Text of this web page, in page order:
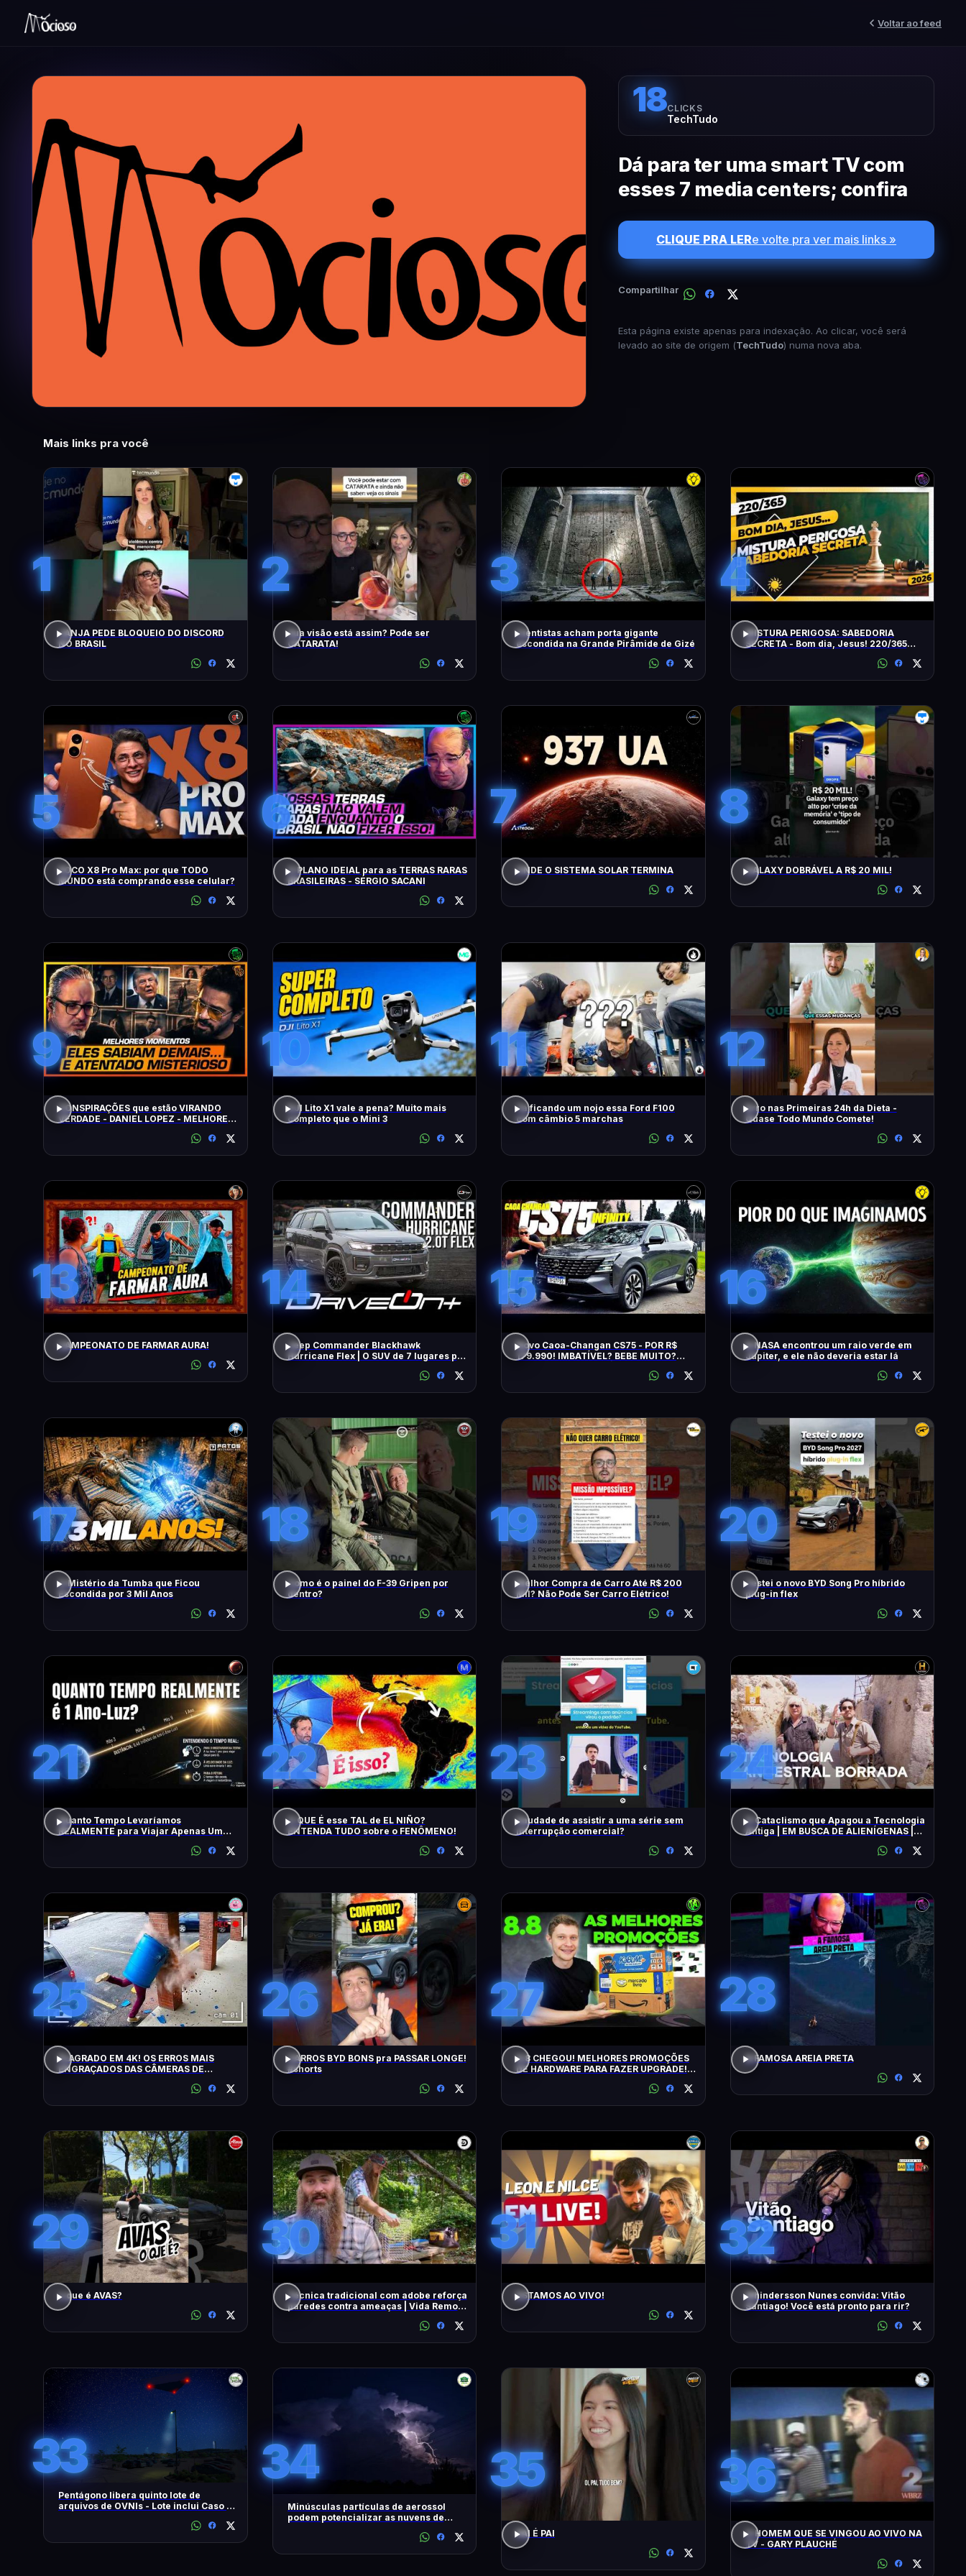
Voltar ao feed
18CLICKS
TechTudo
Dá para ter uma smart TV com
esses 7 media centers; confira
CLIQUE PRA LERe volte pra ver mais links »
Compartilhar
Esta página existe apenas para indexação. Ao clicar, você será
levado ao site de origem (TechTudo) numa nova aba.
Mais links pra você
1
JANJA PEDE BLOQUEIO DO DISCORD
NO BRASIL
2
Sua visão está assim? Pode ser
CATARATA!
3
Cientistas acham porta gigante
escondida na Grande Pirâmide de Gizé
4
MISTURA PERIGOSA: SABEDORIA
SECRETA - Bom dia, Jesus! 220/365
5
POCO X8 Pro Max: por que TODO
MUNDO está comprando esse celular?
6
O PLANO IDEIAL para as TERRAS RARAS
BRASILEIRAS - SÉRGIO SACANI
7
ONDE O SISTEMA SOLAR TERMINA
8
GALAXY DOBRÁVEL A R$ 20 MIL!
9
CONSPIRAÇÕES que estão VIRANDO
VERDADE - DANIEL LOPEZ - MELHORES
10
DJI Lito X1 vale a pena? Muito mais
completo que o Mini 3
11
Tá ficando um nojo essa Ford F100
com câmbio 5 marchas
12
Erro nas Primeiras 24h da Dieta -
Quase Todo Mundo Comete!
13
CAMPEONATO DE FARMAR AURA!
14
Jeep Commander Blackhawk
Hurricane Flex | O SUV de 7 lugares pra
15
Novo Caoa-Changan CS75 - POR R$
179.990! IMBATÍVEL? BEBE MUITO?
16
A NASA encontrou um raio verde em
Júpiter, e ele não deveria estar lá
17
O Mistério da Tumba que Ficou
Escondida por 3 Mil Anos
18
Como é o painel do F-39 Gripen por
dentro?
19
Melhor Compra de Carro Até R$ 200
Mil? Não Pode Ser Carro Elétrico!
20
Testei o novo BYD Song Pro híbrido
plug-in flex
21
Quanto Tempo Levaríamos
REALMENTE para Viajar Apenas Um
22
O QUE É esse TAL de EL NIÑO?
ENTENDA TUDO sobre o FENÔMENO!
23
Saudade de assistir a uma série sem
interrupção comercial?
24
O Cataclismo que Apagou a Tecnologia
Antiga | EM BUSCA DE ALIENÍGENAS |
25
FLAGRADO EM 4K! OS ERROS MAIS
ENGRAÇADOS DAS CÂMERAS DE
26
CARROS BYD BONS pra PASSAR LONGE!
#shorts
27
8.8 CHEGOU! MELHORES PROMOÇÕES
DE HARDWARE PARA FAZER UPGRADE!
28
A FAMOSA AREIA PRETA
29
o que é AVAS?
30
Técnica tradicional com adobe reforça
paredes contra ameaças | Vida Remota
31
ESTAMOS AO VIVO!
32
Whindersson Nunes convida: Vitão
Santiago! Você está pronto para rir?
33
Pentágono libera quinto lote de
arquivos de OVNIs - Lote inclui Caso no
34
Minúsculas partículas de aerossol
podem potencializar as nuvens de
35
PAI É PAI
36
O HOMEM QUE SE VINGOU AO VIVO NA
TV - GARY PLAUCHÉ